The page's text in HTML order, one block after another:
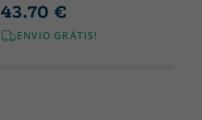
43.70 €
ENVIO GRÁTIS!